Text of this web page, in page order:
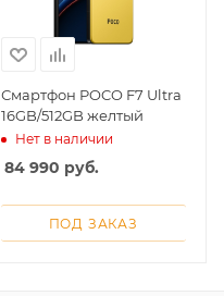
Смартфон POCO F7 Ultra
16GB/512GB желтый
Нет в наличии
84 990 руб.
ПОД ЗАКАЗ